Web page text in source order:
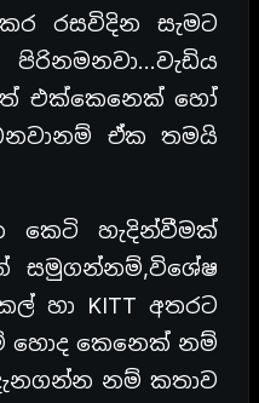
රසවිදින සැමට
එක්කෙනෙක් හෝ
ඒක තමයි
කෙටි හැදින්වීමක්
සමුගන්නම්,විශේෂ
හා KITT අතරට
හොද කෙනෙක් නම්
නම් කතාව